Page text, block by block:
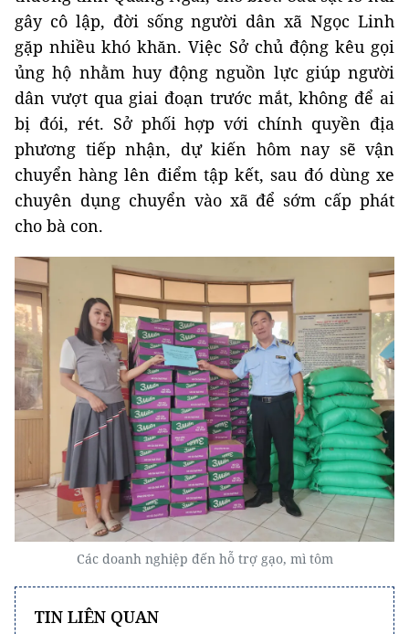
gây cô lập, đời sống người dân xã Ngọc Linh
gặp nhiều khó khăn. Việc Sở chủ động kêu gọi
ủng hộ nhằm huy động nguồn lực giúp người
dân vượt qua giai đoạn trước mắt, không để ai
bị đói, rét. Sở phối hợp với chính quyền địa
phương tiếp nhận, dự kiến hôm nay sẽ vận
chuyển hàng lên điểm tập kết, sau đó dùng xe
chuyên dụng chuyển vào xã để sớm cấp phát
cho bà con.
Các doanh nghiệp đến hỗ trợ gạo, mì tôm
TIN LIÊN QUAN